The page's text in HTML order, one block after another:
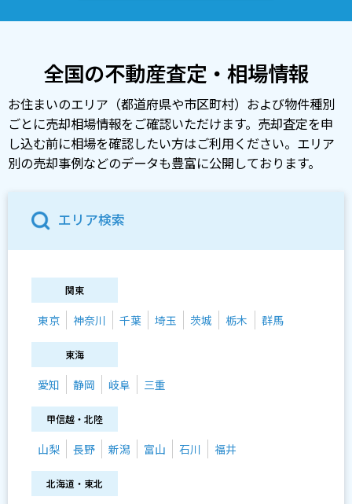
全国の不動産査定・相場情報
お住まいのエリア（都道府県や市区町村）および物件種別
ごとに売却相場情報をご確認いただけます。売却査定を申
し込む前に相場を確認したい方はご利用ください。エリア
別の売却事例などのデータも豊富に公開しております。
エリア検索
関東
東京 神奈川 千葉 埼玉 茨城 栃木 群馬
東海
愛知 静岡 岐阜 三重
甲信越・北陸
山梨 長野 新潟 富山 石川 福井
北海道・東北